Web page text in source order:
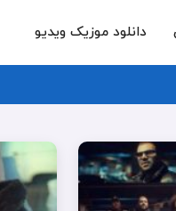
دانلود موزیک ویدیو